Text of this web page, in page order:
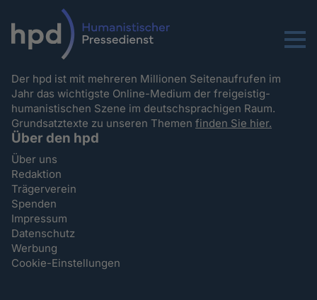
Menu
Der hpd ist mit mehreren Millionen Seitenaufrufen im
Jahr das wichtigste Online-Medium der freigeistig-
humanistischen Szene im deutschsprachigen Raum.
Grundsatztexte zu unseren Themenfinden Sie hier.
Über den hpd
Über uns
Redaktion
Trägerverein
Spenden
Impressum
Datenschutz
Werbung
Cookie-Einstellungen